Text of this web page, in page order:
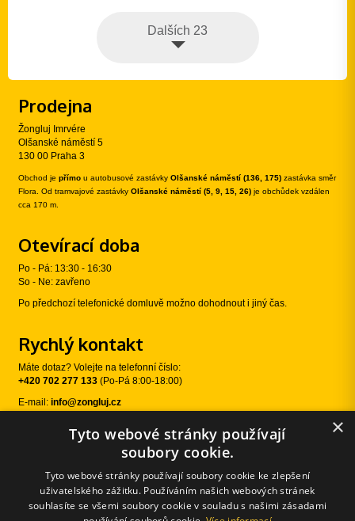
Dalších 23
Prodejna
Žongluj Imrvére
Olšanské náměstí 5
130 00 Praha 3
Obchod je přímo u autobusové zastávky Olšanské náměstí (136, 175) zastávka směr
Flora. Od tramvajové zastávky Olšanské náměstí (5, 9, 15, 26) je obchůdek vzdálen
cca 170 m.
Otevírací doba
Po - Pá: 13:30 - 16:30
So - Ne: zavřeno
Po předchozí telefonické domluvě možno dohodnout i jiný čas.
Rychlý kontakt
Máte dotaz? Volejte na telefonní číslo:
+420 702 277 133 (Po-Pá 8:00-18:00)
E-mail: info@zongluj.cz
Sledujte nás
×
Tyto webové stránky používají
soubory cookie.
Tyto webové stránky používají soubory cookie ke zlepšení
uživatelského zážitku. Používáním našich webových stránek
souhlasíte se všemi soubory cookie v souladu s našimi zásadami